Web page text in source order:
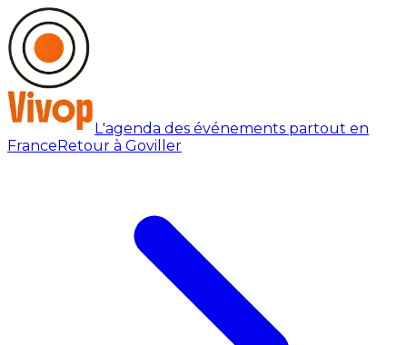
L'agenda des événements partout en
FranceRetour à Goviller